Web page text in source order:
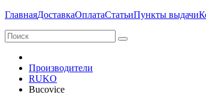
ГлавнаяДоставкаОплатаСтатьиПункты выдачи
Производители
RUKO
Bucovice